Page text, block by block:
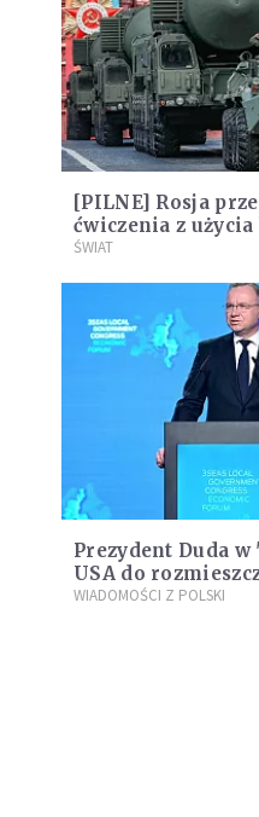
[PILNE] Rosja
ćwiczenia z
jądrowej. To
ŚWIAT
Prezydent Duda w
USA do
jądrowej w Polsce
WIADOMOŚCI Z POLSKI